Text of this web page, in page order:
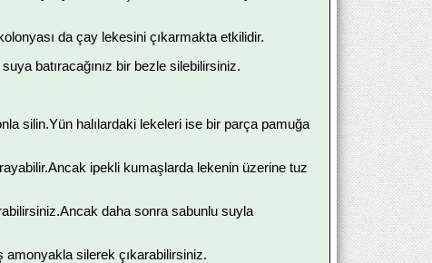
da çay lekesini çıkarmakta etkilidir.
batıracağınız bir bezle silebilirsiniz.
silin.Yün halılardaki lekeleri ise bir parça pamuğa
ipekli kumaşlarda lekenin üzerine tuz
daha sonra sabunlu suyla
amonyakla silerek çıkarabilirsiniz.